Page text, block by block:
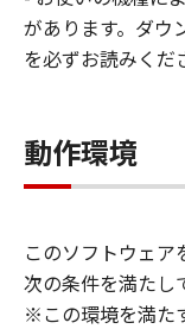
より必要な
ウェアの全部
があります。ダウ
を必ずお読みくだ
動作環境
このソフトウェ
次の条件を満たし
※この環境を満た